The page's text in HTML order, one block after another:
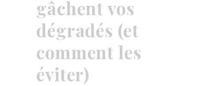
gâchent vos
dégradés (et
comment les
éviter)